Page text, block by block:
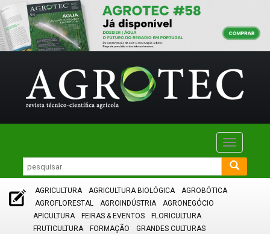
Toggle
AGRICULTURA AGRICULTURA BIOLÓGICA
AGROBÓTICA
AGROFLORESTAL
AGROINDÚSTRIA
AGRONEGÓCIO
APICULTURA
FEIRAS & EVENTOS
FLORICULTURA
FRUTICULTURA
FORMAÇÃO
GRANDES CULTURAS